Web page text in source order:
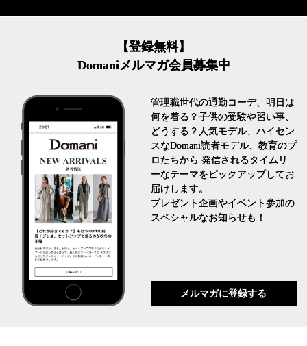
【登録無料】
Domaniメルマガ会員募集中
管理職世代の通勤コーデ、明日は
何を着る？子供の受験や習い事、
どうする？人気モデル、ハイセン
スなDomani読者モデル、教育のプ
ロたちから 発信されるタイムリ
ーなテーマをピックアップしてお
届けします。
プレゼント企画やイベント参加の
スペシャルなお知らせも！
メルマガに登録する